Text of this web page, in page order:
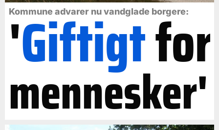
Kommune advarer nu vandglade borgere:
'Giftigtfor
mennesker'